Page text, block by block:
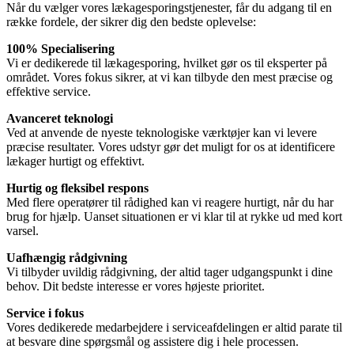
Når du vælger vores lækagesporingstjenester, får du adgang til en
række fordele, der sikrer dig den bedste oplevelse:
100% Specialisering
Vi er dedikerede til lækagesporing, hvilket gør os til eksperter på
området. Vores fokus sikrer, at vi kan tilbyde den mest præcise og
effektive service.
Avanceret teknologi
Ved at anvende de nyeste teknologiske værktøjer kan vi levere
præcise resultater. Vores udstyr gør det muligt for os at identificere
lækager hurtigt og effektivt.
Hurtig og fleksibel respons
Med flere operatører til rådighed kan vi reagere hurtigt, når du har
brug for hjælp. Uanset situationen er vi klar til at rykke ud med kort
varsel.
Uafhængig rådgivning
Vi tilbyder uvildig rådgivning, der altid tager udgangspunkt i dine
behov. Dit bedste interesse er vores højeste prioritet.
Service i fokus
Vores dedikerede medarbejdere i serviceafdelingen er altid parate til
at besvare dine spørgsmål og assistere dig i hele processen.